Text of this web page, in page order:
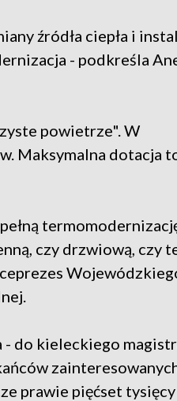
źródła ciepła i
- podkreśla
powietrze". W
Maksymalna dotacja
czy drzwiową, czy
do kieleckiego
prawie pięćset tysięcy